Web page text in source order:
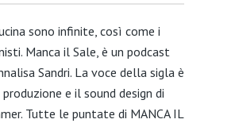
sono infinite, così come i
Manca il Sale, è un podcast
Sandri. La voce della sigla è
e il sound design di
Tutte le puntate di MANCA IL